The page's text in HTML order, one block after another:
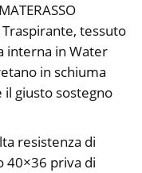
tessuto
interna in Water
in schiuma
il giusto sostegno
resistenza di
40×36 priva di